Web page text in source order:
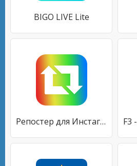
BIGO LIVE Lite
Репостер для Инстаграмма: Скачать и Сохранить